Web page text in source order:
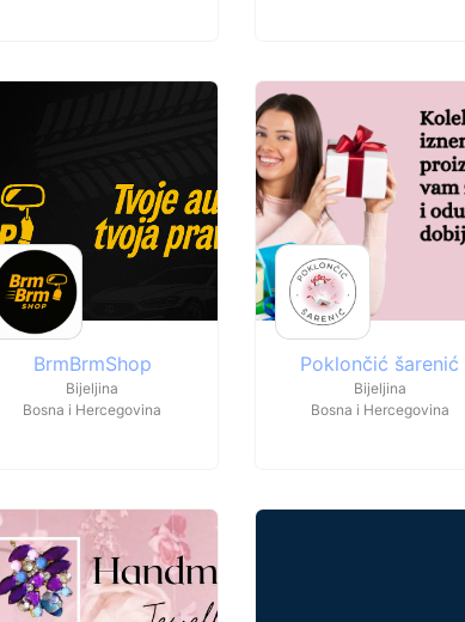
BrmBrmShop
Bijeljina
Bosna i Hercegovina
Poklončić šarenić
Bijeljina
Bosna i Hercegovina